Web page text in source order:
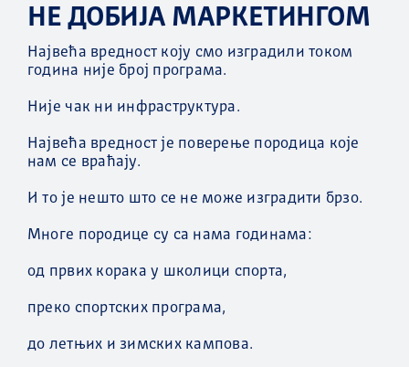
НЕ ДОБИЈА МАРКЕТИНГОМ
Највећа вредност коју смо изградили током
година није број програма.
Није чак ни инфраструктура.
Највећа вредност је поверење породица које
нам се враћају.
И то је нешто што се не може изградити брзо.
Многе породице су са нама годинама:
од првих корака у школици спорта,
преко спортских програма,
до летњих и зимских кампова.